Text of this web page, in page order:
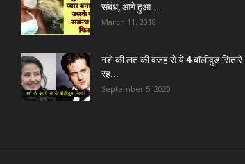
संबंध, आगे हुआ...
March 11, 2018
नशे की लत की वजह से ये 4 बॉलीवुड सितारे
रह...
September 5, 2020